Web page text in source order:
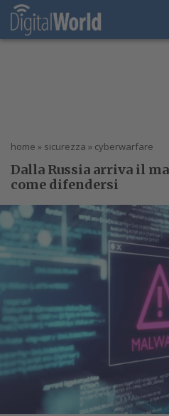
home » sicurezza » cyberwarfare
Dalla Russia arriva il
come difendersi